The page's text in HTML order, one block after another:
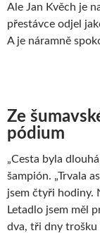
Ale Jan Kvěch je
přestávce odjel
A je náramně
Ze
pódium
„Cesta byla
šampión. „Trvala
jsem čtyři hodiny.
Letadlo jsem měl
dva, tři dny trošku